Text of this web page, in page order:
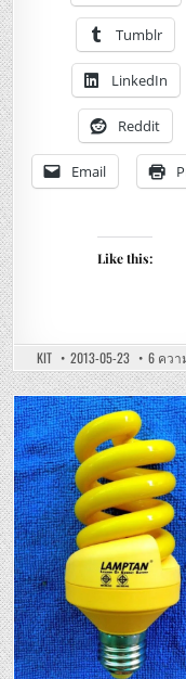
Tumblr
LinkedIn
Reddit
Email
Like this:
KIT 2013-05-23 6 ควา
Posted
in